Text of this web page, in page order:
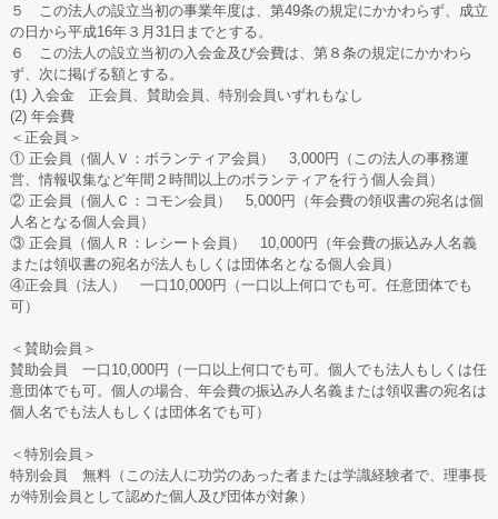
５ この法人の設立当初の事業年度は、第49条の規定にかかわらず、成立
の日から平成16年３月31日までとする。
６ この法人の設立当初の入会金及び会費は、第８条の規定にかかわら
ず、次に掲げる額とする。
(1) 入会金 正会員、賛助会員、特別会員いずれもなし
(2) 年会費
＜正会員＞
① 正会員（個人Ｖ：ボランティア会員） 3,000円（この法人の事務運
営、情報収集など年間２時間以上のボランティアを行う個人会員）
② 正会員（個人Ｃ：コモン会員） 5,000円（年会費の領収書の宛名は個
人名となる個人会員）
③ 正会員（個人Ｒ：レシート会員） 10,000円（年会費の振込み人名義
または領収書の宛名が法人もしくは団体名となる個人会員）
④正会員（法人） 一口10,000円（一口以上何口でも可。任意団体でも
可）
＜賛助会員＞
賛助会員 一口10,000円（一口以上何口でも可。個人でも法人もしくは任
意団体でも可。個人の場合、年会費の振込み人名義または領収書の宛名は
個人名でも法人もしくは団体名でも可）
＜特別会員＞
特別会員 無料（この法人に功労のあった者または学識経験者で、理事長
が特別会員として認めた個人及び団体が対象）